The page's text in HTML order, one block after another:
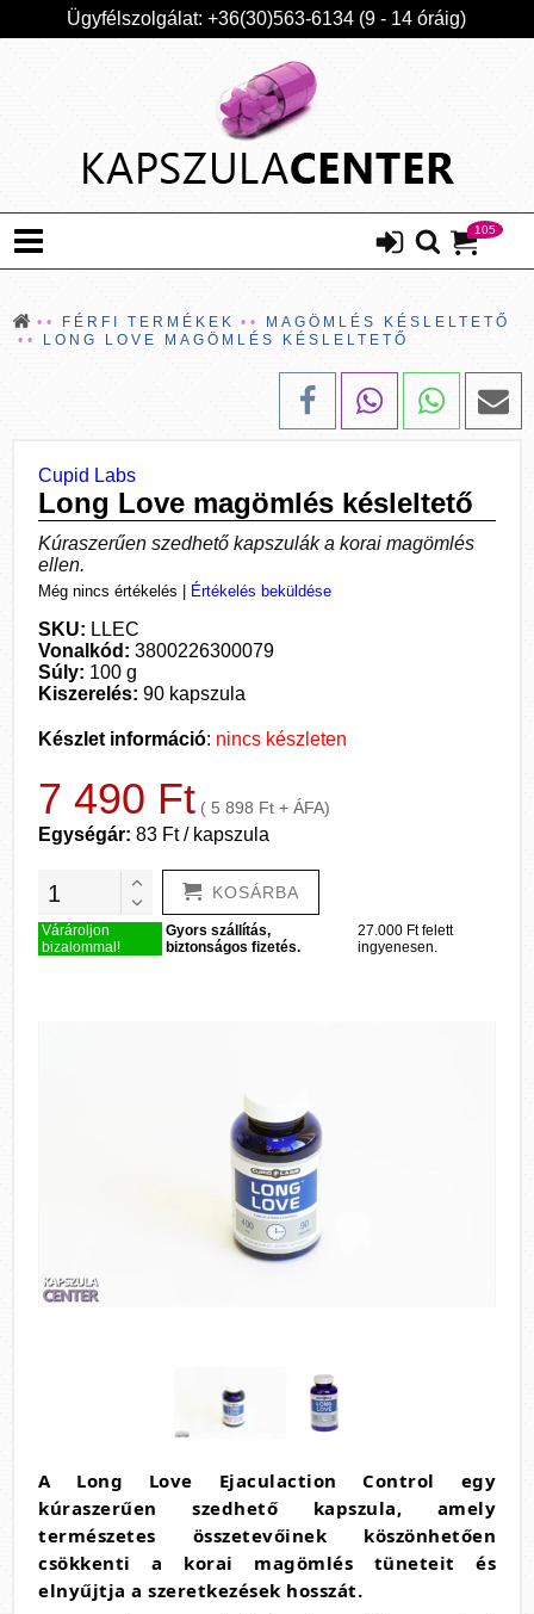
Ügyfélszolgálat: +36(30)563-6134 (9 - 14 óráig)
105
FÉRFI TERMÉKEK
MAGÖMLÉS KÉSLELTETŐ
LONG LOVE MAGÖMLÉS KÉSLELTETŐ
Cupid Labs
Long Love magömlés késleltető
Kúraszerűen szedhető kapszulák a korai magömlés
ellen.
Még nincs értékelés Értékelés beküldése
SKU: LLEC
Vonalkód: 3800226300079
Súly: 100 g
Kiszerelés: 90 kapszula
Készlet információ: nincs készleten
7 490 Ft ( 5 898 Ft + ÁFA)
Egységár: 83 Ft / kapszula
KOSÁRBA
Várároljon
bizalommal!
Gyors szállítás,
biztonságos fizetés.
27.000 Ft felett
ingyenesen.
A Long Love Ejaculaction Control egy
kúraszerűen szedhető kapszula, amely
természetes összetevőinek köszönhetően
csökkenti a korai magömlés tüneteit és
elnyűjtja a szeretkezések hosszát.